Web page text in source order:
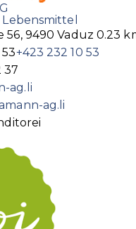
Lebensmittel
56, 9490 Vaduz 0.23
+423 232 10 53
37
ag.li
ag.li